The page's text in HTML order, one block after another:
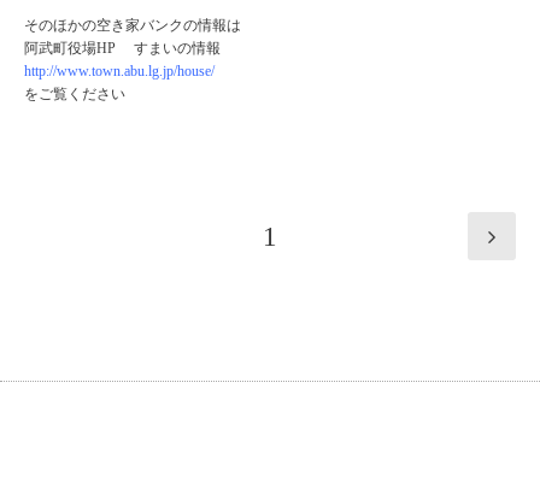
そのほかの空き家バンクの情報は
阿武町役場HP すまいの情報
http://www.town.abu.lg.jp/house/
をご覧ください
1